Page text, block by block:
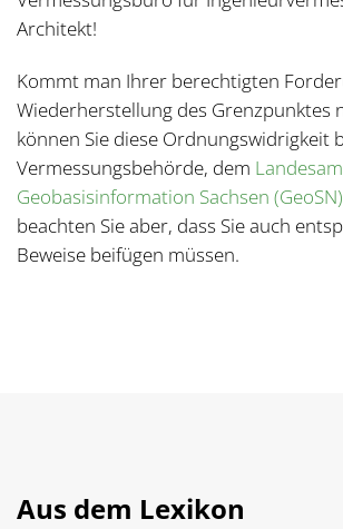
Architekt!
Kommt man Ihrer berechtigten
Wiederherstellung des Grenzpunktes
können Sie diese Ordnungswidrigkeit
Vermessungsbehörde, dem
Geobasisinformation Sachsen (GeoSN)
beachten Sie aber, dass Sie auch
Beweise beifügen müssen.
Aus dem Lexikon